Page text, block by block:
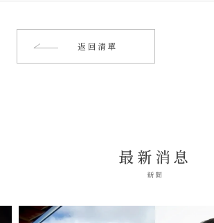
返回清單
最新消息
新聞